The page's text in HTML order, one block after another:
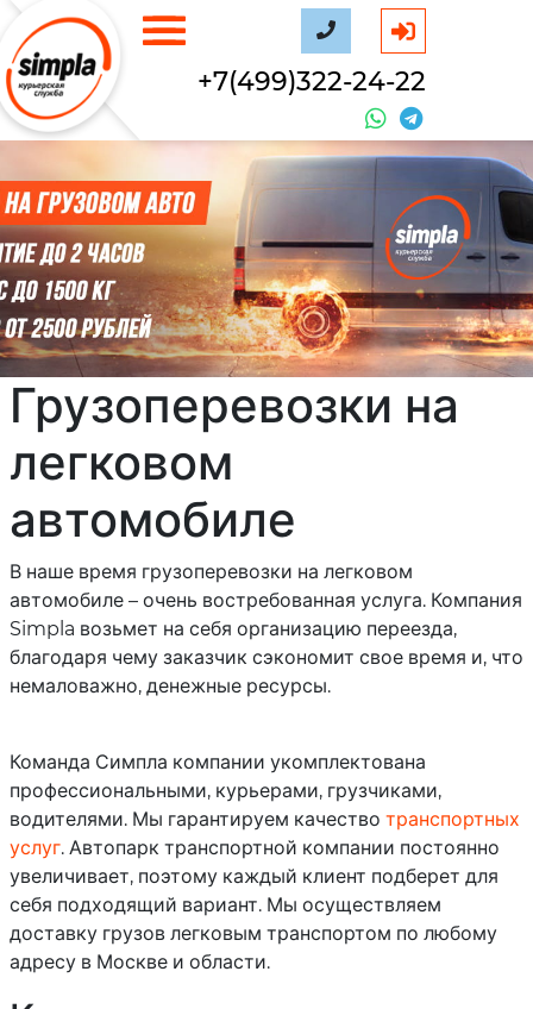
+7(499)322-24-22
Грузоперевозки на
легковом
автомобиле
В наше время грузоперевозки на легковом
автомобиле – очень востребованная услуга. Компания
Simpla возьмет на себя организацию переезда,
благодаря чему заказчик сэкономит свое время и, что
немаловажно, денежные ресурсы.
Команда Симпла компании укомплектована
профессиональными, курьерами, грузчиками,
водителями. Мы гарантируем качество транспортных
услуг. Автопарк транспортной компании постоянно
увеличивает, поэтому каждый клиент подберет для
себя подходящий вариант. Мы осуществляем
доставку грузов легковым транспортом по любому
адресу в Москве и области.